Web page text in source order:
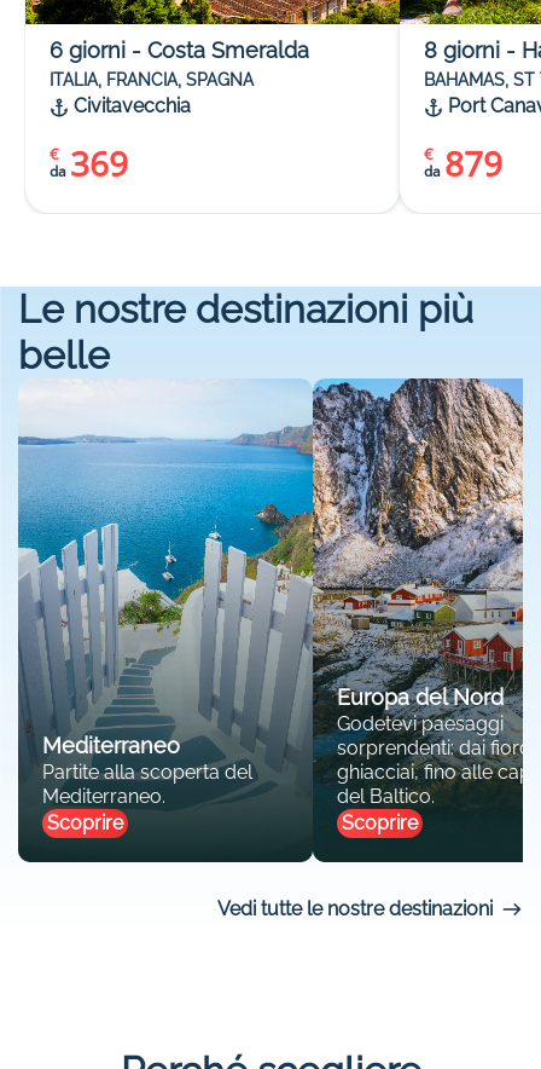
6 giorni - Costa Smeralda
ITALIA, FRANCIA, SPAGNA
Civitavecchia
da 369
€
8 giorni -
BAHAMAS,
Port
da 879
€
Le nostre destinazioni più
belle
Mediterraneo
Partite alla scoperta del
Mediterraneo.
Scoprire
Europa del Nord
Godetevi paesaggi
sorprendenti: dai fiordi
ghiacciai, fino alle
del Baltico.
Scoprire
Vedi tutte le nostre destinazioni